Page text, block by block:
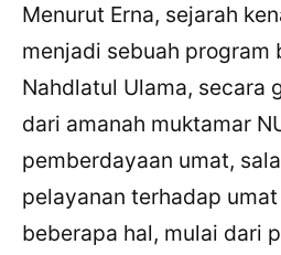
Menurut Erna, sejarah
menjadi sebuah program
Nahdlatul Ulama, secara
dari amanah muktamar
pemberdayaan umat,
pelayanan terhadap
beberapa hal, mulai dari